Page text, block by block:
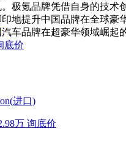
极氪品牌凭借自身的技术
地提升中国品牌在全球豪
车品牌在超豪华领域崛起
底价
进口)
万 询底价